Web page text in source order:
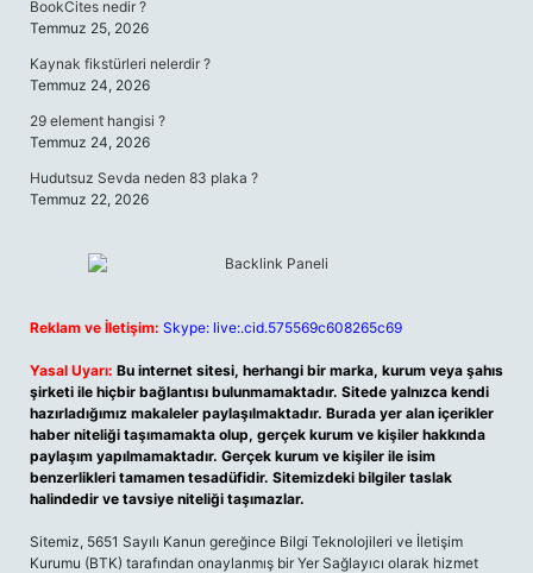
BookCites nedir ?
Temmuz 25, 2026
Kaynak fikstürleri nelerdir ?
Temmuz 24, 2026
29 element hangisi ?
Temmuz 24, 2026
Hudutsuz Sevda neden 83 plaka ?
Temmuz 22, 2026
Reklam ve İletişim: Skype: live:.cid.575569c608265c69
Yasal Uyarı: Bu internet sitesi, herhangi bir marka, kurum veya şahıs
şirketi ile hiçbir bağlantısı bulunmamaktadır. Sitede yalnızca kendi
hazırladığımız makaleler paylaşılmaktadır. Burada yer alan içerikler
haber niteliği taşımamakta olup, gerçek kurum ve kişiler hakkında
paylaşım yapılmamaktadır. Gerçek kurum ve kişiler ile isim
benzerlikleri tamamen tesadüfidir. Sitemizdeki bilgiler taslak
halindedir ve tavsiye niteliği taşımazlar.
Sitemiz, 5651 Sayılı Kanun gereğince Bilgi Teknolojileri ve İletişim
Kurumu (BTK) tarafından onaylanmış bir Yer Sağlayıcı olarak hizmet